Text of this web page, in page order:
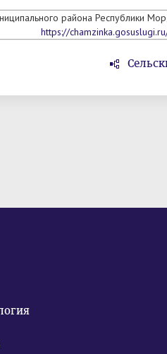
района Республики
https://